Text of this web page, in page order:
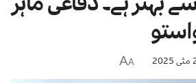
A
A